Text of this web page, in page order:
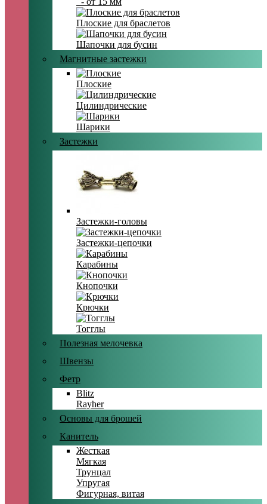
Плоские для браслетов
Шапочки для бусин
Магнитные застежки
Плоские
Цилиндрические
Шарики
Застежки
Застежки-головы
Застежки-цепочки
Карабины
Кнопочки
Крючки
Тогглы
Полезная мелочевка
Швензы
Фетр
Blitz
Rayher
Основы для брошей
Канитель
Жесткая
Мягкая
Трунцал
Упругая
Фигурная, витая